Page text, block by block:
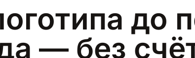
до
— без